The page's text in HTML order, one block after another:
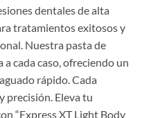
dentales de alta
tratamientos exitosos y
Nuestra pasta de
cada caso, ofreciendo un
rápido. Cada
precisión. Eleva tu
“Express XT Light Body